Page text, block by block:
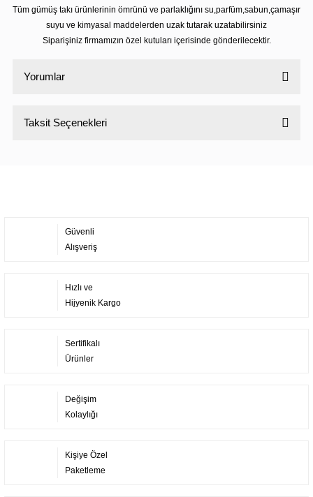
Tüm gümüş takı ürünlerinin ömrünü ve parlaklığını su,parfüm,sabun,çamaşır
suyu ve kimyasal maddelerden uzak tutarak uzatabilirsiniz
Siparişiniz firmamızın özel kutuları içerisinde gönderilecektir.
Yorumlar
Taksit Seçenekleri
Güvenli
Alışveriş
Hızlı ve
Hijyenik Kargo
Sertifikalı
Ürünler
Değişim
Kolaylığı
Kişiye Özel
Paketleme